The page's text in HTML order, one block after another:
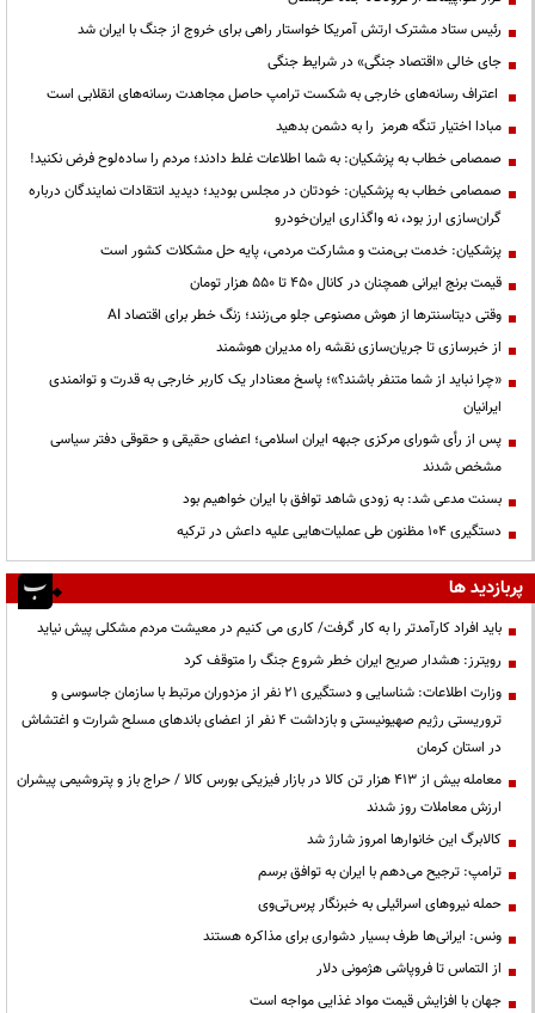
رئیس ستاد مشترک ارتش آمریکا خواستار راهی برای خروج از جنگ با ایران شد
جای خالی «اقتصاد جنگی» در شرایط جنگی
اعتراف رسانه‌های خارجی به شکست ترامپ حاصل مجاهدت رسانه‌های انقلابی است
مبادا اختیار تنگه هرمز را به دشمن بدهید
صمصامی خطاب به پزشکیان: به شما اطلاعات غلط دادند؛ مردم را ساده‌لوح فرض نکنید!
صمصامی خطاب به پزشکیان: خودتان در مجلس بودید؛ دیدید انتقادات نمایندگان درباره
گران‌سازی ارز بود، نه واگذاری ایران‌خودرو
پزشکیان: خدمت بی‌منت و مشارکت مردمی، پایه حل مشکلات کشور است
قیمت‌ برنج ایرانی همچنان در کانال ۴۵۰ تا ۵۵۰ هزار تومان
وقتی دیتاسنترها از هوش مصنوعی جلو می‌زنند؛ زنگ خطر برای اقتصاد AI
از خبرسازی تا جریان‌سازی نقشه راه مدیران هوشمند
«چرا نباید از شما متنفر باشند؟»؛ پاسخ معنادار یک کاربر خارجی به قدرت و توانمندی
ایرانیان
پس از رأی شورای مرکزی جبهه ایران اسلامی؛ اعضای حقیقی و حقوقی دفتر سیاسی
مشخص شدند
بسنت مدعی شد: به زودی شاهد توافق با ایران خواهیم بود
دستگیری ۱۰۴ مظنون طی عملیات‌هایی علیه داعش در ترکیه
پربازدید ها
باید افراد کارآمدتر را به کار گرفت/ کاری می کنیم در معیشت مردم مشکلی پیش نیاید
رویترز: هشدار صریح ایران خطر شروع جنگ را متوقف کرد
وزارت اطلاعات: شناسایی و دستگیری ۲۱ نفر از مزدوران مرتبط با سازمان جاسوسی و
تروریستی رژیم صهیونیستی و بازداشت ۴ نفر از اعضای باندهای مسلح شرارت و اغتشاش
در استان کرمان
معامله بیش از ۴۱۳ هزار تن کالا در بازار فیزیکی بورس کالا / حراج باز و پتروشیمی پیشران
ارزش معاملات روز شدند
کالابرگ این خانوارها امروز شارژ شد
ترامپ: ترجیح می‌دهم با ایران به توافق برسم
حمله نیروهای اسرائیلی به خبرنگار پرس‌تی‌وی
ونس: ایرانی‌ها طرف بسیار دشواری برای مذاکره هستند
از التماس تا فروپاشی هژمونی دلار
جهان با افزایش قیمت مواد غذایی مواجه است